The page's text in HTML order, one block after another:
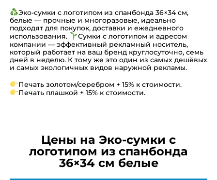
Эко-сумки с логотипом из спанбонда 36×34 см,
белые — прочные и многоразовые, идеально
подходят для покупок, доставки и ежедневного
использования.
Сумки с логотипом и адресом
компании — эффективный рекламный носитель,
который работает на ваш бренд круглосуточно, семь
дней в неделю. К тому же это один из самых дешёвых
и самых экологичных видов наружной рекламы.
Печать золотом/серебром + 15% к стоимости.
Печать плашкой + 15% к стоимости.
Цены на Эко-сумки с
логотипом из спанбонда
36×34 см белые